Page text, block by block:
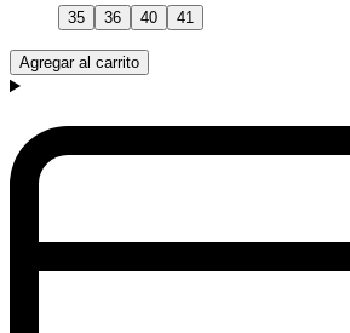
35 36 40 41
Agregar al carrito